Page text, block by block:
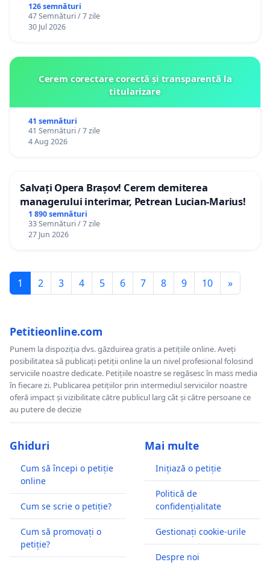
126 semnături
47 Semnături / 7 zile
30 Jul 2026
Cerem corectare corectă și transparentă la
titularizare
41 semnături
41 Semnături / 7 zile
4 Aug 2026
Salvați Opera Brașov! Cerem demiterea
managerului interimar, Petrean Lucian-Marius!
1 890 semnături
33 Semnături / 7 zile
27 Jun 2026
1 2 3 4 5 6 7 8 9 10 »
Petitieonline.com
Punem la dispoziția dvs. găzduirea gratis a petițiile online. Aveți
posibilitatea să publicați petiții online la un nivel profesional folosind
serviciile noastre dedicate. Petițiile noastre se regăsesc în mass media
în fiecare zi. Publicarea petițiilor prin intermediul serviciilor noastre
oferă impact și vizibilitate către publicul larg cât și către persoane ce
au putere de decizie
Ghiduri
Cum să începi o petiție
online
Cum se scrie o petiție?
Cum să promovați o
petiție?
Mai multe
Inițiază o petiție
Politică de
confidențialitate
Gestionați cookie-urile
Despre noi